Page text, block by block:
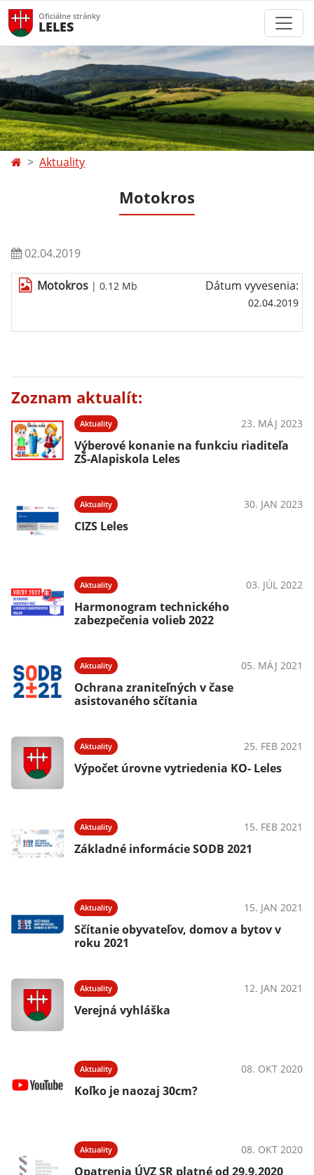
Oficiálne stránky
LELES
Aktuality
Motokros
02.04.2019
Motokros | 0.12 Mb Dátum vyvesenia:
02.04.2019
Zoznam aktualít:
Aktuality 23. MÁJ 2023
Výberové konanie na funkciu riaditeľa
ZŠ-Alapiskola Leles
Aktuality 30. JAN 2023
CIZS Leles
Aktuality 03. JÚL 2022
Harmonogram technického
zabezpečenia volieb 2022
Aktuality 05. MÁJ 2021
Ochrana zraniteľných v čase
asistovaného sčítania
Aktuality 25. FEB 2021
Výpočet úrovne vytriedenia KO- Leles
Aktuality 15. FEB 2021
Základné informácie SODB 2021
Aktuality 15. JAN 2021
Sčítanie obyvateľov, domov a bytov v
roku 2021
Aktuality 12. JAN 2021
Verejná vyhláška
Aktuality 08. OKT 2020
Koľko je naozaj 30cm?
Aktuality 08. OKT 2020
Opatrenia ÚVZ SR platné od 29.9.2020